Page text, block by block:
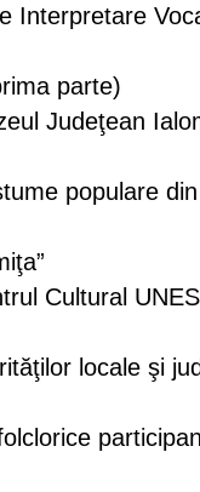
Interpretare
parte)
Judeţean
populare
Cultural
locale şi